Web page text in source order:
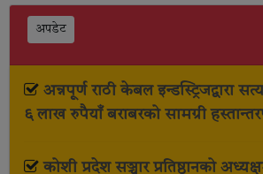
अपडेट
अन्नपूर्ण राठी केबल इन्डस्ट्रिजद्वारा
६ लाख रुपैयाँ बराबरको सामग्री
कोशी प्रदेश सञ्चार प्रतिष्ठानको